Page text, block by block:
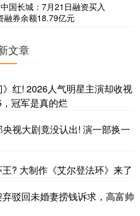
国长城：7月21日融资买入
融券余额18.79亿元
文章
红! 2026人气明星主演却收视
冠军是真的烂
视大剧竟没认出! 演一部换一
? 大制作《艾尔登法环》来了
驳回未婚妻捞钱诉求，高富帅